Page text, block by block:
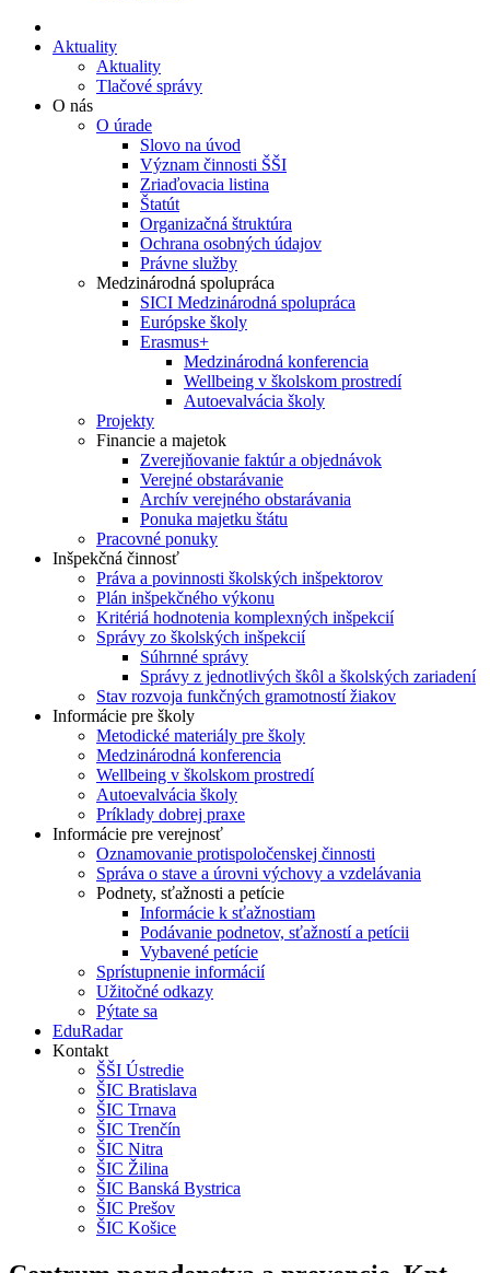
Aktuality
Aktuality
Tlačové správy
O nás
O úrade
Slovo na úvod
Význam činnosti ŠŠI
Zriaďovacia listina
Štatút
Organizačná štruktúra
Ochrana osobných údajov
Právne služby
Medzinárodná spolupráca
SICI Medzinárodná spolupráca
Európske školy
Erasmus+
Medzinárodná konferencia
Wellbeing v školskom prostredí
Autoevalvácia školy
Projekty
Financie a majetok
Zverejňovanie faktúr a objednávok
Verejné obstarávanie
Archív verejného obstarávania
Ponuka majetku štátu
Pracovné ponuky
Inšpekčná činnosť
Práva a povinnosti školských inšpektorov
Plán inšpekčného výkonu
Kritériá hodnotenia komplexných inšpekcií
Správy zo školských inšpekcií
Súhrnné správy
Správy z jednotlivých škôl a školských zariadení
Stav rozvoja funkčných gramotností žiakov
Informácie pre školy
Metodické materiály pre školy
Medzinárodná konferencia
Wellbeing v školskom prostredí
Autoevalvácia školy
Príklady dobrej praxe
Informácie pre verejnosť
Oznamovanie protispoločenskej činnosti
Správa o stave a úrovni výchovy a vzdelávania
Podnety, sťažnosti a petície
Informácie k sťažnostiam
Podávanie podnetov, sťažností a petícii
Vybavené petície
Sprístupnenie informácií
Užitočné odkazy
Pýtate sa
EduRadar
Kontakt
ŠŠI Ústredie
ŠIC Bratislava
ŠIC Trnava
ŠIC Trenčín
ŠIC Nitra
ŠIC Žilina
ŠIC Banská Bystrica
ŠIC Prešov
ŠIC Košice